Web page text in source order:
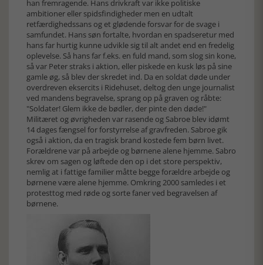
han fremragende. Hans drivkraft var ikke politiske
ambitioner eller spidsfindigheder men en udtalt
retfærdighedssans og et glødende forsvar for de svage i
samfundet. Hans søn fortalte, hvordan en spadseretur med
hans far hurtig kunne udvikle sig til alt andet end en fredelig
oplevelse. Så hans far f.eks. en fuld mand, som slog sin kone,
så var Peter straks i aktion, eller piskede en kusk løs på sine
gamle øg, så blev der skredet ind. Da en soldat døde under
overdreven eksercits i Ridehuset, deltog den unge journalist
ved mandens begravelse, sprang op på graven og råbte:
"Soldater! Glem ikke de bødler, der pinte den døde!"
Militæret og øvrigheden var rasende og Sabroe blev idømt
14 dages fængsel for forstyrrelse af gravfreden. Sabroe gik
også i aktion, da en tragisk brand kostede fem børn livet.
Forældrene var på arbejde og børnene alene hjemme. Sabro
skrev om sagen og løftede den op i det store perspektiv,
nemlig at i fattige familier måtte begge forældre arbejde og
børnene være alene hjemme. Omkring 2000 samledes i et
protesttog med røde og sorte faner ved begravelsen af
børnene.